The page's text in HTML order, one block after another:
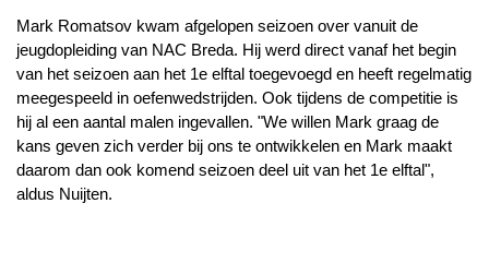
Mark Romatsov kwam afgelopen seizoen over vanuit de
jeugdopleiding van NAC Breda. Hij werd direct vanaf het begin
van het seizoen aan het 1e elftal toegevoegd en heeft regelmatig
meegespeeld in oefenwedstrijden. Ook tijdens de competitie is
hij al een aantal malen ingevallen. "We willen Mark graag de
kans geven zich verder bij ons te ontwikkelen en Mark maakt
daarom dan ook komend seizoen deel uit van het 1e elftal",
aldus Nuijten.